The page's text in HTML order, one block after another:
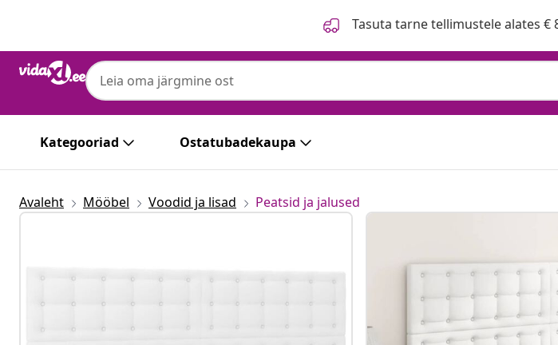
Tasuta tarne tellimustele alates €
Kategooriad Ostatubadekaupa
Avaleht Mööbel Voodid ja lisad Peatsid ja jalused